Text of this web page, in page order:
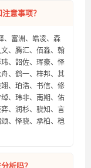
意事项？
、富洲、皓凌、森
、腾汇、佰淼、翰
、韶佐、珲豪、怿
、鹤一、梓邦、其
、珀浩、书信、修
、玮非、南期、佑
、润杉、骁知、言
、怿骁、承柏、桤
析吗？